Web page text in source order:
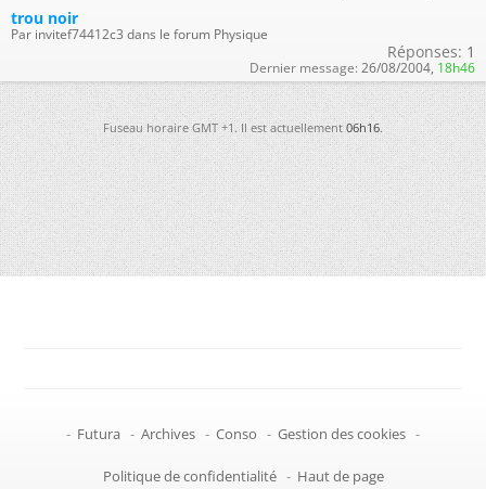
trou noir
Par invitef74412c3 dans le forum Physique
Réponses: 1
Dernier message: 26/08/2004, 18h46
Fuseau horaire GMT +1. Il est actuellement06h16.
- Futura - Archives - Conso - Gestion des cookies -
Politique de confidentialité - Haut de page